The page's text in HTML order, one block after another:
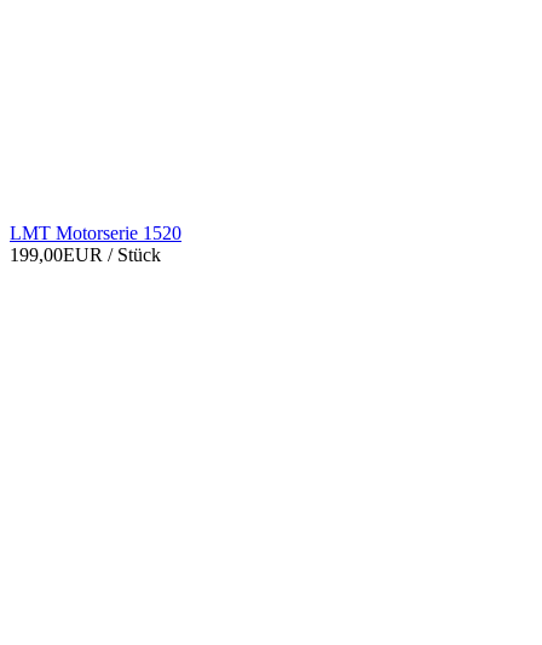
LMT Motorserie 1520
199,00EUR / Stück